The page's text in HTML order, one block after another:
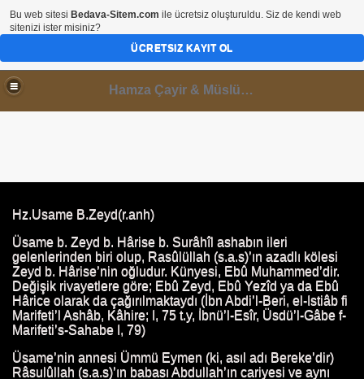
Hamza Çayir & Müslüminal Paylaşımlar
Hz.Usame B.Zeyd(r.anh)
Üsame b. Zeyd b. Hârise b. Surâhîl ashabın ileri
gelenlerinden biri olup, Rasûlüllah (s.a.s)’ın azadlı kölesi
Zeyd b. Hârise’nin oğludur. Künyesi, Ebû Muhammed’dir.
Değişik rivayetlere göre; Ebû Zeyd, Ebû Yezîd ya da Ebû
Hârice olarak da çağırılmaktaydı (İbn Abdi’l-Beri, el-Istiâb fi
Marifeti’l Ashâb, Kâhire; I, 75 t.y, İbnü’l-Esîr, Üsdü’l-Gâbe f-
Marifeti’s-Sahabe I, 79)
Üsame’nin annesi Ümmü Eymen (ki, asıl adı Bereke’dir)
Râsulûllah (s.a.s)’ın babası Abdullah’ın cariyesi ve aynı
Bu web sitesi Bedava-Sitem.com ile ücretsiz oluşturuldu. Siz de kendi web
sitenizi ister misiniz?
ÜCRETSIZ KAYIT OL